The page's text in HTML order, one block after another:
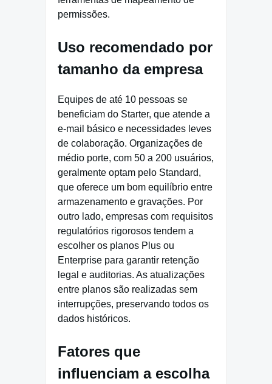
permissões.
Uso recomendado por
tamanho da empresa
Equipes de até 10 pessoas se
beneficiam do Starter, que atende a
e-mail básico e necessidades leves
de colaboração. Organizações de
médio porte, com 50 a 200 usuários,
geralmente optam pelo Standard,
que oferece um bom equilíbrio entre
armazenamento e gravações. Por
outro lado, empresas com requisitos
regulatórios rigorosos tendem a
escolher os planos Plus ou
Enterprise para garantir retenção
legal e auditorias. As atualizações
entre planos são realizadas sem
interrupções, preservando todos os
dados históricos.
Fatores que
influenciam a escolha